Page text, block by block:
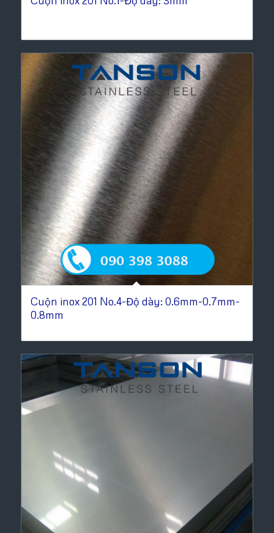
Cuộn inox 201 No.4-Độ dày: 0.6mm-0.7mm-
0.8mm